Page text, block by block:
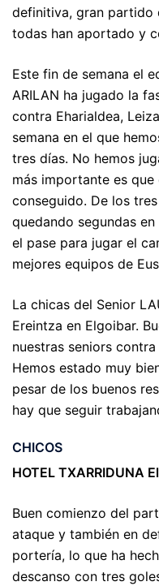
definitiva, gran partido
todas han aportado y
Este fin de semana el
ARILAN ha jugado la
contra Eharialdea,
semana en el que
tres días. No hemos
más importante es
conseguido. De los
quedando segundas
el pase para jugar el
mejores equipos de
La chicas del Senior
Ereintza en Elgoibar.
nuestras seniors
Hemos estado muy
pesar de los buenos
hay que seguir
CHICOS
HOTEL TXARRIDUNA
Buen comienzo del
ataque y también en
portería, lo que ha
descanso con tres